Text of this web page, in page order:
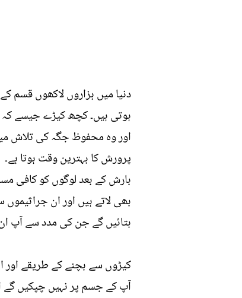
دنیا میں ہزاروں لاکھوں
ہوتی ہیں۔ کچھ کیڑے جیسے کہ
اور وہ محفوظ جگہ کی تلاش
پرورش کا بہترین وقت ہوتا ہے۔
بارش کے بعد لوگوں کو کافی
بھی لاتے ہیں اور ان
بتائیں گے جن کی مدد سے آپ
کیڑوں سے بچنے کے طریقے اور
آپ کے جسم پر نہیں چپکیں گے